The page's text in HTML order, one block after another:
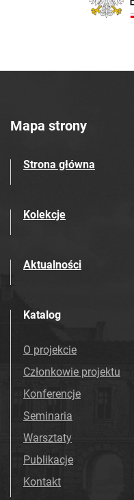
Mapa strony
Strona główna
Kolekcje
Aktualności
Katalog
O projekcie
Członkowie projektu
Konferencje
Seminaria
Warsztaty
Publikacje
Kontakt